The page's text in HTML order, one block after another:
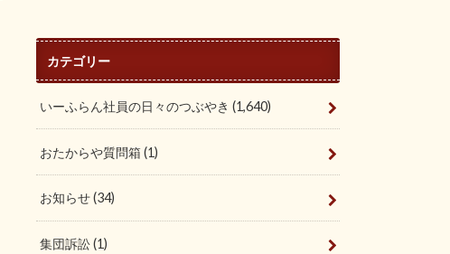
カテゴリー
いーふらん社員の日々のつぶやき(1,640)
おたからや質問箱(1)
お知らせ(34)
集団訴訟(1)